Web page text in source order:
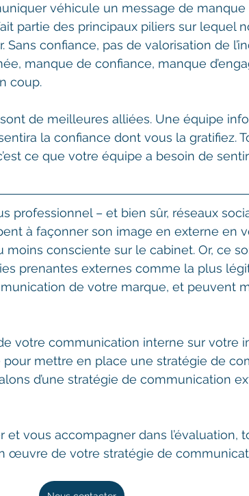
véhicule un message de
partie des principaux piliers sur lequel
Sans confiance, pas de valorisation de
manque de confiance, manque
coup.
de meilleures alliées. Une équipe
la confiance dont vous la gratifiez.
ce que votre équipe a besoin de
professionnel – et bien sûr, réseaux
à façonner son image en externe en
moins consciente sur le cabinet. Or, ce
prenantes externes comme la plus
de votre marque, et peuvent
votre communication interne sur votre
mettre en place une stratégie de
d’une stratégie de communication
vous accompagner dans l’évaluation,
œuvre de votre stratégie de